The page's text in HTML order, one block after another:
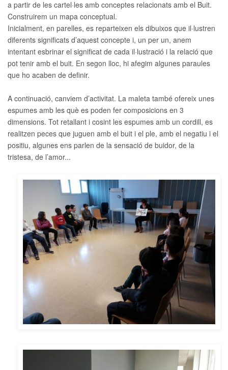
a partir de les cartel·les amb conceptes relacionats amb el Buit.
Construirem un mapa conceptual.
Inicialment, en parelles, es reparteixen els dibuixos que il·lustren
diferents significats d’aquest concepte i, un per un, anem
intentant esbrinar el significat de cada il·lustració i la relació que
pot tenir amb el buit. En segon lloc, hi afegim algunes paraules
que ho acaben de definir.
A continuació, canviem d’activitat. La maleta també ofereix unes
espumes amb les què es poden fer composicions en 3
dimensions. Tot retallant i cosint les espumes amb un cordill, es
realitzen peces que juguen amb el buit i el ple, amb el negatiu i el
positiu, algunes ens parlen de la sensació de buidor, de la
tristesa, de l’amor...